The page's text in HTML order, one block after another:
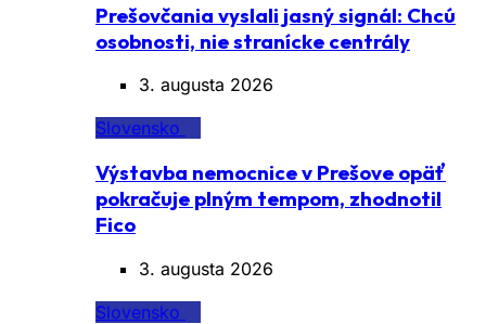
Prešovčania vyslali jasný signál: Chcú
osobnosti, nie stranícke centrály
3. augusta 2026
Slovensko
Výstavba nemocnice v Prešove opäť
pokračuje plným tempom, zhodnotil
Fico
3. augusta 2026
Slovensko